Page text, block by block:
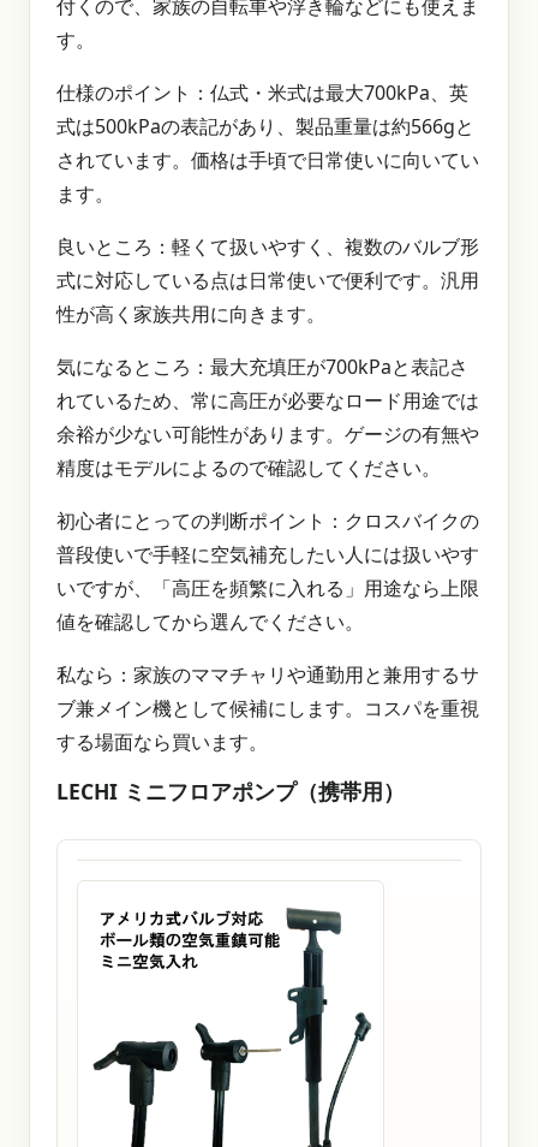
付くので、家族の自転車や浮き輪などにも使えま
す。
仕様のポイント：仏式・米式は最大700kPa、英
式は500kPaの表記があり、製品重量は約566gと
されています。価格は手頃で日常使いに向いてい
ます。
良いところ：軽くて扱いやすく、複数のバルブ形
式に対応している点は日常使いで便利です。汎用
性が高く家族共用に向きます。
気になるところ：最大充填圧が700kPaと表記さ
れているため、常に高圧が必要なロード用途では
余裕が少ない可能性があります。ゲージの有無や
精度はモデルによるので確認してください。
初心者にとっての判断ポイント：クロスバイクの
普段使いで手軽に空気補充したい人には扱いやす
いですが、「高圧を頻繁に入れる」用途なら上限
値を確認してから選んでください。
私なら：家族のママチャリや通勤用と兼用するサ
ブ兼メイン機として候補にします。コスパを重視
する場面なら買います。
LECHI ミニフロアポンプ（携帯用）